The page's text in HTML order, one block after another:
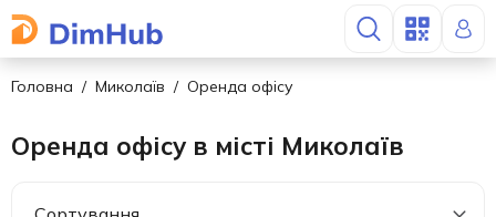
Головна Миколаїв Оренда офісу
Оренда офісу в місті Миколаїв